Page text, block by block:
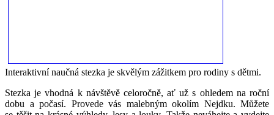
Interaktivní naučná stezka je skvělým zážitkem pro rodiny s dětmi.
Stezka je vhodná k návštěvě celoročně, ať už s ohledem na roční
dobu a počasí. Provede vás malebným okolím Nejdku. Můžete